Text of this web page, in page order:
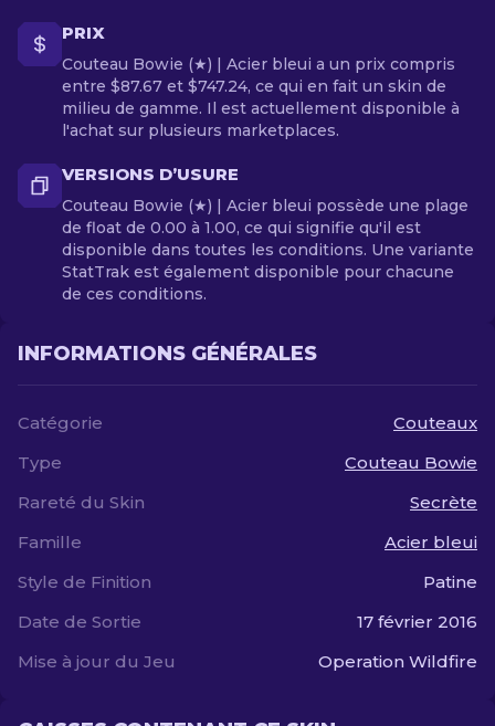
PRIX
Couteau Bowie (★) | Acier bleui a un prix compris
entre $87.67 et $747.24, ce qui en fait un skin de
milieu de gamme. Il est actuellement disponible à
l'achat sur plusieurs marketplaces.
VERSIONS D’USURE
Couteau Bowie (★) | Acier bleui possède une plage
de float de 0.00 à 1.00, ce qui signifie qu'il est
disponible dans toutes les conditions. Une variante
StatTrak est également disponible pour chacune
de ces conditions.
INFORMATIONS GÉNÉRALES
Catégorie
Couteaux
Type
Couteau Bowie
Rareté du Skin
Secrète
Famille
Acier bleui
Style de Finition
Patine
Date de Sortie
17 février 2016
Mise à jour du Jeu
Operation Wildfire